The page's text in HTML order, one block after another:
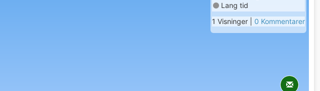
Lang tid
1 Visninger | 0 Kommentarer